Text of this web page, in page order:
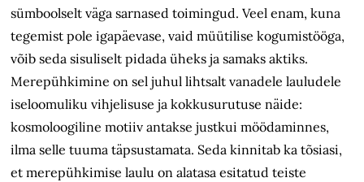
sümboolselt väga sarnased toimingud. Veel enam, kuna
tegemist pole igapäevase, vaid müütilise kogumistööga,
võib seda sisuliselt pidada üheks ja samaks aktiks.
Merepühkimine on sel juhul lihtsalt vanadele lauludele
iseloomuliku vihjelisuse ja kokkusurutuse näide:
kosmoloogiline motiiv antakse justkui möödaminnes,
ilma selle tuuma täpsustamata. Seda kinnitab ka tõsiasi,
et merepühkimise laulu on alatasa esitatud teiste